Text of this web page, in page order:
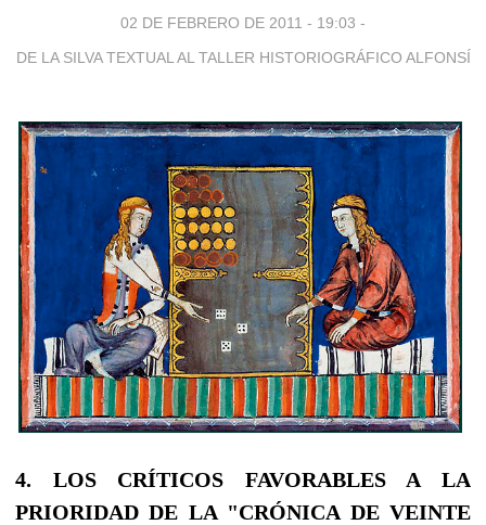
02 DE FEBRERO DE 2011 - 19:03 -
DE LA SILVA TEXTUAL AL TALLER HISTORIOGRÁFICO ALFONSÍ
4. LOS CRÍTICOS FAVORABLES A LA
PRIORIDAD DE LA "CRÓNICA DE VEINTE